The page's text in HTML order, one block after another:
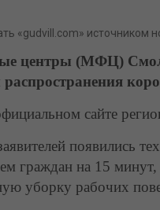
«gudvill.com» источником
центры (МФЦ)
сайте
появились
граждан на 15
уборку рабочих